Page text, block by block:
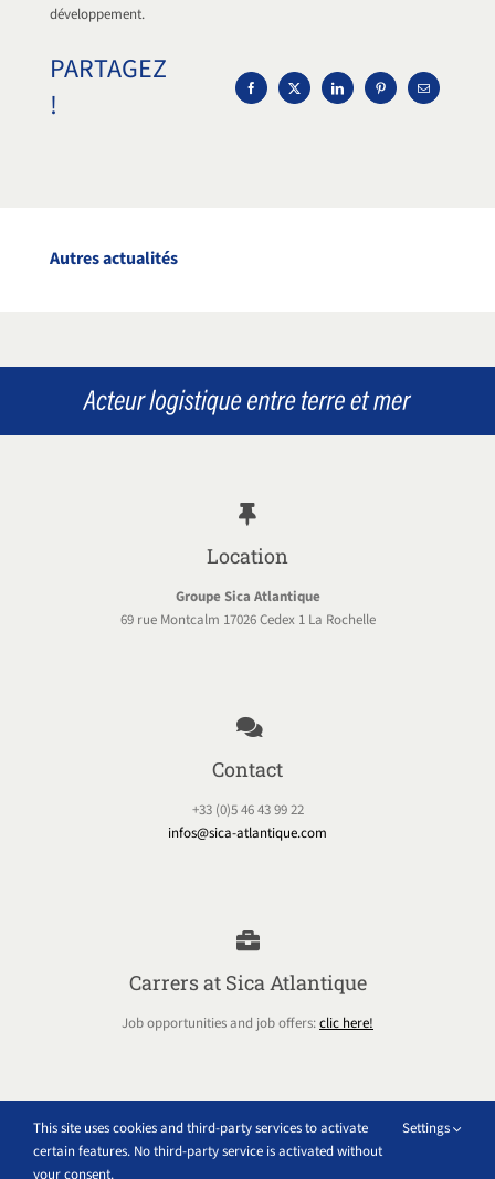
développement.
PARTAGEZ
!
Autres actualités
Location
Groupe Sica Atlantique
69 rue Montcalm 17026 Cedex 1 La Rochelle
Contact
+33 (0)5 46 43 99 22
infos@sica-atlantique.com
Carrers at Sica Atlantique
Job opportunities and job offers:clic here!
This site uses cookies and third-party services to activate
certain features. No third-party service is activated without
your consent.
Settings